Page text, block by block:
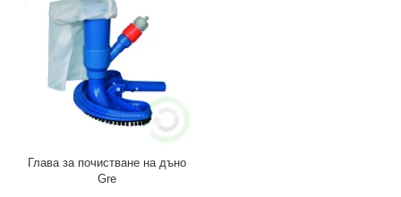
Глава за почистване на дъно
Gre